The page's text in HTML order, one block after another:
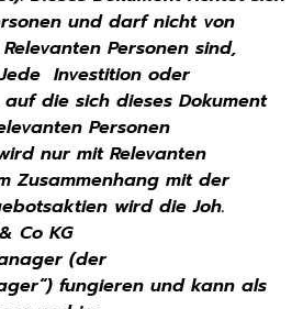
und darf nicht von
Personen sind,
Investition oder
die sich dieses Dokument
Personen
nur mit Relevanten
Zusammenhang mit der
wird die Joh.
Co KG
(der
fungieren und kann als